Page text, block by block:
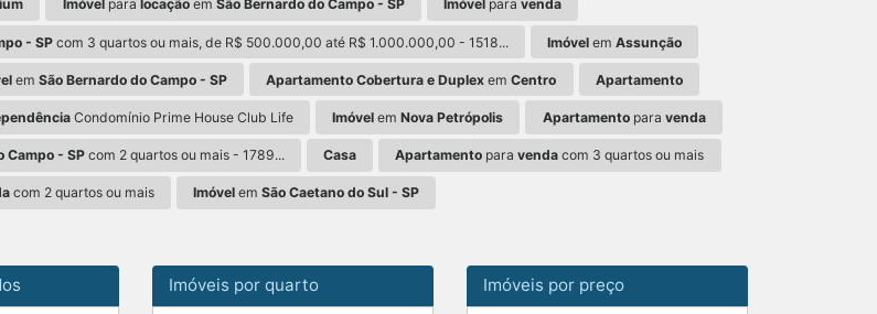
Imóvelpara locaçãoem São Bernardo do Campo - SP Imóvelpara venda
- SPcom 3 quartos ou mais, de R$ 500.000,00 até R$ 1.000.000,00 - 1518... Imóvel emAssunção
em São Bernardo do Campo - SP Apartamento Cobertura e Duplex emCentro Apartamento
Condomínio Prime House Club Life Imóvel emNova Petrópolis Apartamentopara venda
Campo - SPcom 2 quartos ou mais - 1789... Casa Apartamento paravenda com 3 quartos ou mais
com 2 quartos ou mais Imóvel emSão Caetano do Sul - SP
Imóveis por quarto
Imóveis por preço